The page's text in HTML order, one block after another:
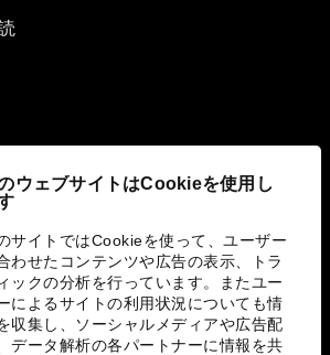
ウェブサイトはCookieを使用し
サイトではCookieを使って、ユーザー
わせたコンテンツや広告の表示、トラ
ックの分析を行っています。またユー
によるサイトの利用状況についても情
収集し、ソーシャルメディアや広告配
データ解析の各パートナーに情報を共
の取り組み